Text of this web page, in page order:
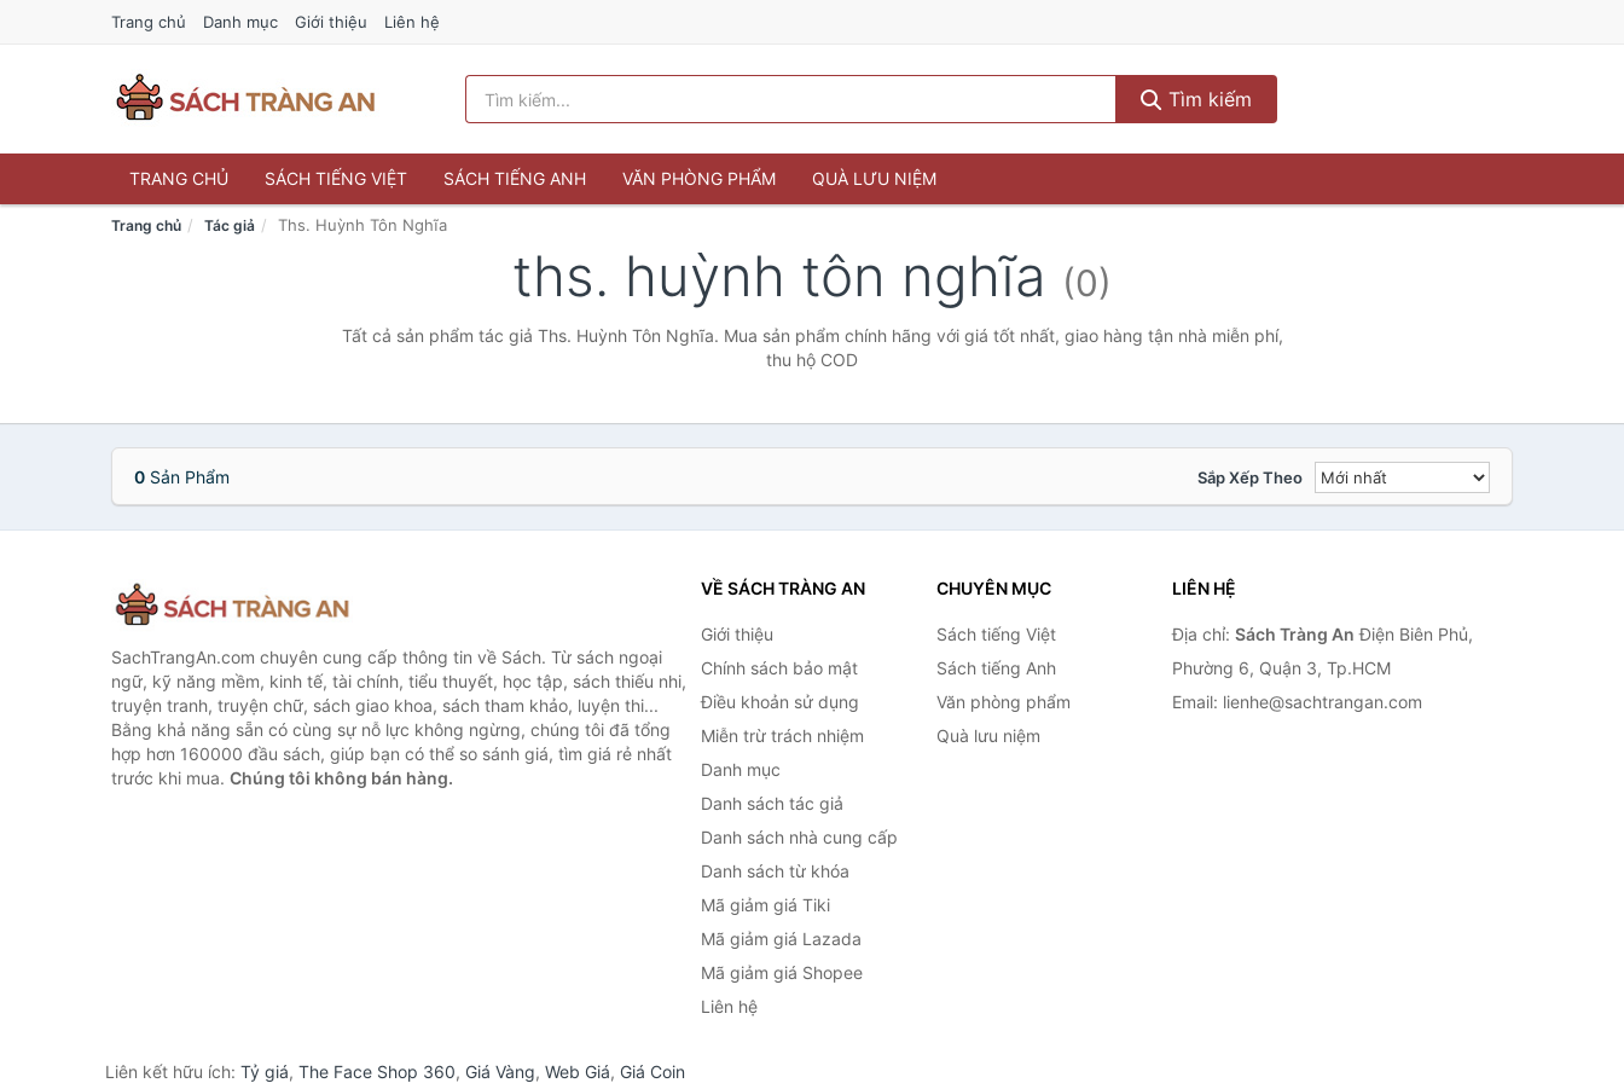
Trang chủ Danh mục Giới thiệu Liên hệ
Tìm kiếm
TRANG CHỦ SÁCH TIẾNG VIỆT SÁCH TIẾNG ANH VĂN PHÒNG PHẨM QUÀ LƯU NIỆM
Trang chủ Tác giả Ths. Huỳnh Tôn Nghĩa
ths. huỳnh tôn nghĩa (0)
Tất cả sản phẩm tác giả Ths. Huỳnh Tôn Nghĩa. Mua sản phẩm chính hãng với giá tốt nhất, giao hàng tận nhà miễn phí,
thu hộ COD
0 Sản Phẩm Sắp Xếp Theo
SachTrangAn.com chuyên cung cấp thông tin về Sách. Từ sách ngoại
ngữ, kỹ năng mềm, kinh tế, tài chính, tiểu thuyết, học tập, sách thiếu nhi,
truyện tranh, truyện chữ, sách giao khoa, sách tham khảo, luyện thi...
Bằng khả năng sẵn có cùng sự nỗ lực không ngừng, chúng tôi đã tổng
hợp hơn 160000 đầu sách, giúp bạn có thể so sánh giá, tìm giá rẻ nhất
trước khi mua. Chúng tôi không bán hàng.
VỀ SÁCH TRÀNG AN
Giới thiệu
Chính sách bảo mật
Điều khoản sử dụng
Miễn trừ trách nhiệm
Danh mục
Danh sách tác giả
Danh sách nhà cung cấp
Danh sách từ khóa
Mã giảm giá Tiki
Mã giảm giá Lazada
Mã giảm giá Shopee
Liên hệ
CHUYÊN MỤC
Sách tiếng Việt
Sách tiếng Anh
Văn phòng phẩm
Quà lưu niệm
LIÊN HỆ
Địa chỉ: Sách Tràng An Điện Biên Phủ,
Phường 6, Quận 3, Tp.HCM
Email: lienhe@sachtrangan.com
Liên kết hữu ích: Tỷ giá, The Face Shop 360, Giá Vàng, Web Giá, Giá Coin